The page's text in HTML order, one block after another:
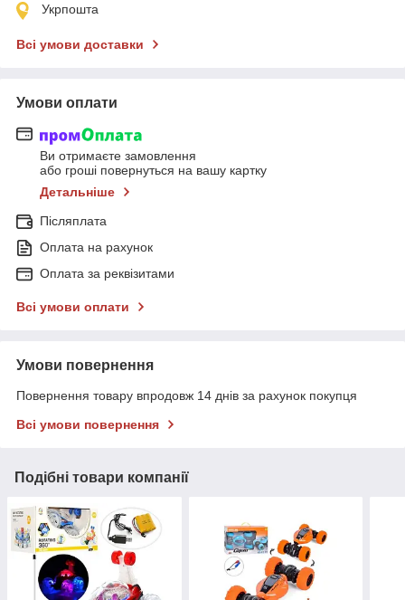
Укрпошта
Всі умови доставки
Умови оплати
Ви отримаєте замовлення
або гроші повернуться на вашу картку
Детальніше
Післяплата
Оплата на рахунок
Оплата за реквізитами
Всі умови оплати
Умови повернення
Повернення товару впродовж 14 днів за рахунок покупця
Всі умови повернення
Подібні товари компанії